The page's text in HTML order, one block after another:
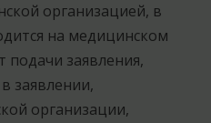
организацией, в
на медицинском
заявления,
заявлении,
организации,